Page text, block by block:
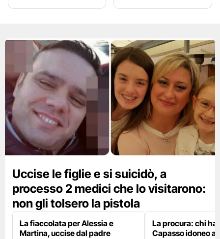
Uccise le figlie e si suicidò, a
processo 2 medici che lo visitarono:
non gli tolsero la pistola
La fiaccolata per Alessia e
Martina, uccise dal padre
La procura: chi
Capasso idoneo